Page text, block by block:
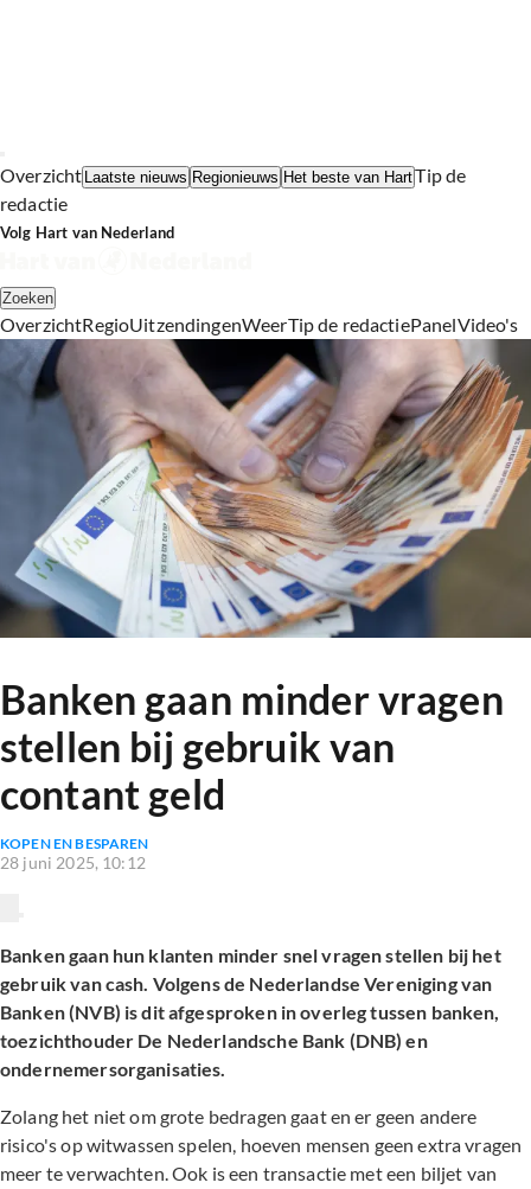
Overzicht Laatste nieuws Regionieuws Het beste van HartTip de
redactie
Volg Hart van Nederland
Zoeken
OverzichtRegioUitzendingenWeerTip de redactiePanelVideo's
Banken gaan minder vragen
stellen bij gebruik van
contant geld
KOPEN EN BESPAREN
28 juni 2025, 10:12
Banken gaan hun klanten minder snel vragen stellen bij het
gebruik van cash. Volgens de Nederlandse Vereniging van
Banken (NVB) is dit afgesproken in overleg tussen banken,
toezichthouder De Nederlandsche Bank (DNB) en
ondernemersorganisaties.
Zolang het niet om grote bedragen gaat en er geen andere
risico's op witwassen spelen, hoeven mensen geen extra vragen
meer te verwachten. Ook is een transactie met een biljet van